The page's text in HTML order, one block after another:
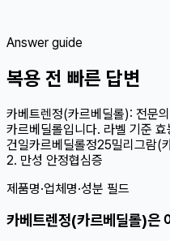
Answer guide
복용 전 빠른 답변
카베트렌정(카르베딜롤): 전문
카르베딜롤입니다. 라벨 기준 효
건일카르베딜롤정25밀리그람(
2. 만성 안정협심증
제품명·업체명·성분 필드
카베트렌정(카르베딜롤)은